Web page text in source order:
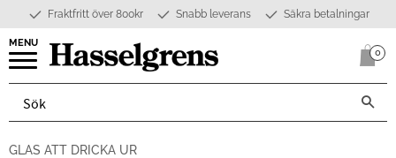
Meny
Fraktfritt över 800kr Snabb leverans Säkra betalningar
0
GLAS ATT DRICKA UR